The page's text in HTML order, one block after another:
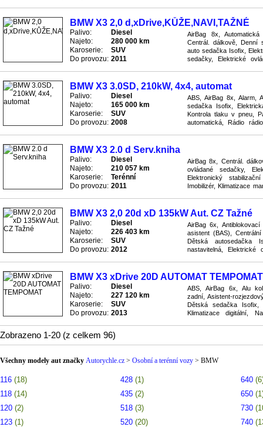
BMW X3 2,0 d,xDrive,KŮŽE,NAVI,TAŽNÉ
Palivo:
Diesel
Najeto:
280 000 km
Karoserie:
SUV
Do provozu: 2011
AirBag 8x,
Centrál. dálkově, Denní
auto sedačka Isofix,
sedačky, Elektrické
BMW X3 3.0SD, 210kW, 4x4, automat
Palivo:
Diesel
Najeto:
165 000 km
Karoserie:
SUV
Do provozu: 2008
ABS, AirBag 8x, Alarm,
sedačka Isofix,
Kontrola tlaku v pneu,
automatická, Rádio
BMW X3 2.0 d Serv.kniha
Palivo:
Diesel
Najeto:
210 057 km
Karoserie:
Terénní
Do provozu: 2011
AirBag 8x, Centrál.
ovládané sedačky,
Elektronický
Imobilizér, Klimatizace
BMW X3 2,0 20d xD 135kW Aut. CZ Tažné
Palivo:
Diesel
Najeto:
226 403 km
Karoserie:
SUV
Do provozu: 2012
AirBag 6x,
asistent (BAS),
Dětská autosedačka
nastavitelná, Elektrické
BMW X3 xDrive 20D AUTOMAT TEMPOMAT
Palivo:
Diesel
Najeto:
227 120 km
Karoserie:
SUV
Do provozu: 2013
ABS, AirBag 6x, Alu
zadní, Asistent-
Dětská sedačka Isofix,
Klimatizace digitální,
Zobrazeno 1-20 (z celkem 96)
Všechny modely aut značky Autorychle.cz > Osobní a terénní vozy > BMW
116 (18)
118 (14)
120 (2)
123 (1)
428 (1)
435 (2)
518 (3)
520 (20)
640
650
730
740